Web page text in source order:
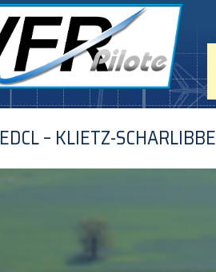
EDCL – KLIETZ-SCHARLIBBE